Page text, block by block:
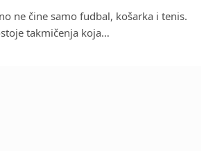
ne čine samo fudbal, košarka i tenis.
takmičenja koja…